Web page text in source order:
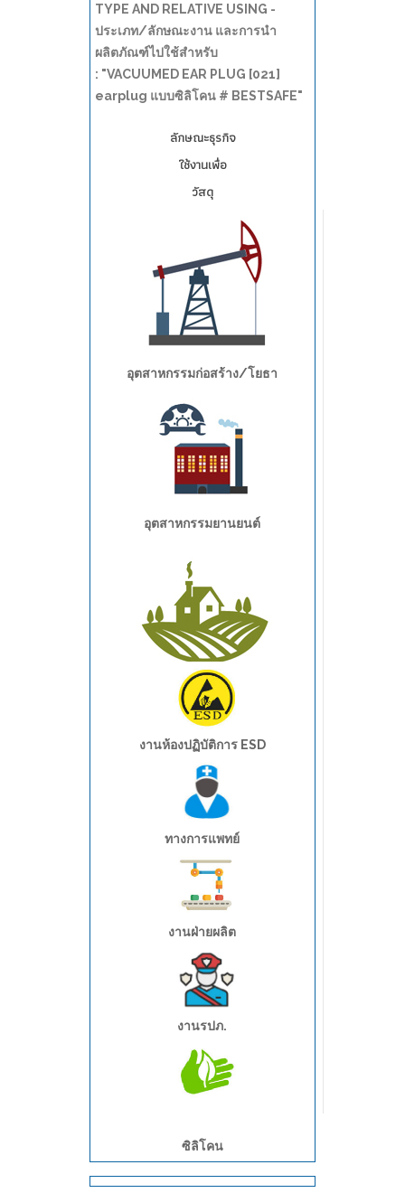
TYPE AND RELATIVE USING -
ประเภท/ลักษณะงาน และการนำ
ผลิตภัณฑ์ไปใช้สำหรับ
: "VACUUMED EAR PLUG [021]
earplug แบบซิลิโคน # BESTSAFE"
ลักษณะธุรกิจ
ใช้งานเพื่อ
วัสดุ
อุตสาหกรรมก่อสร้าง/โยธา
อุตสาหกรรมยานยนต์
อุตสาหกรรมการเกษตร
อุตสาหกรรมอาหาร
อุตสาหกรรมโลจิสติกส์/คลังสินค้า/
งานจัดส่ง
งานห้องปฏิบัติการ ESD
ทางการแพทย์
งานฝ่ายผลิต
งานรปภ.
ซิลิโคน